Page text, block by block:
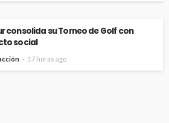
consolida su Torneo de Golf con
social
17 horas ago